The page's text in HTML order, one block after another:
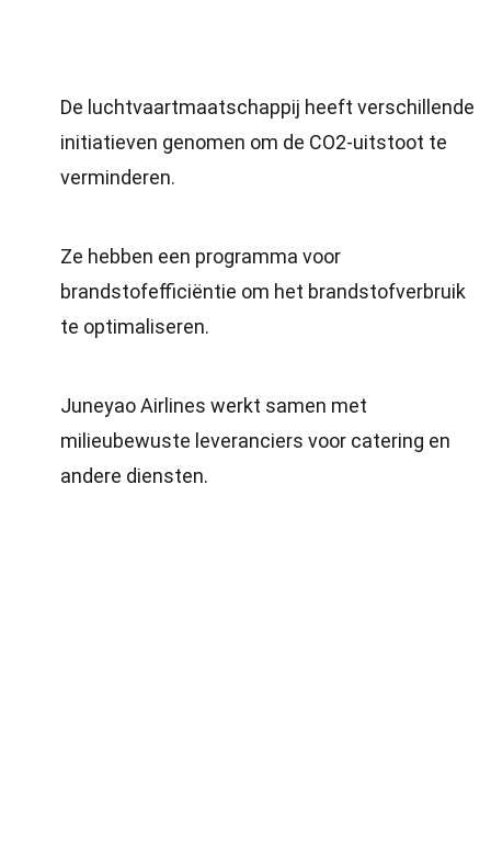
De luchtvaartmaatschappij heeft verschillende
initiatieven genomen om de CO2-uitstoot te
verminderen.
Ze hebben een programma voor
brandstofefficiëntie om het brandstofverbruik
te optimaliseren.
Juneyao Airlines werkt samen met
milieubewuste leveranciers voor catering en
andere diensten.